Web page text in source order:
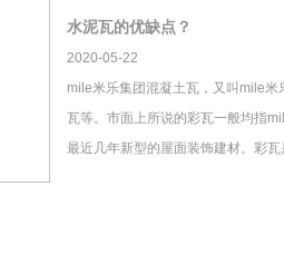
水泥瓦的优缺点？
2020-05-22
mile米乐集团混凝土瓦，又叫mile米
瓦等。市面上所说的彩瓦一般均指
最近几年新型的屋面装饰建材。彩